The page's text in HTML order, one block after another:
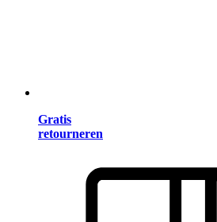
Gratis
retourneren